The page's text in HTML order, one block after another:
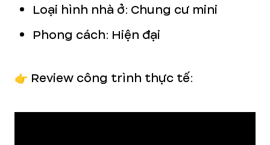
Loại hình nhà ở: Chung cư mini
Phong cách: Hiện đại
👉 Review công trình thực tế: